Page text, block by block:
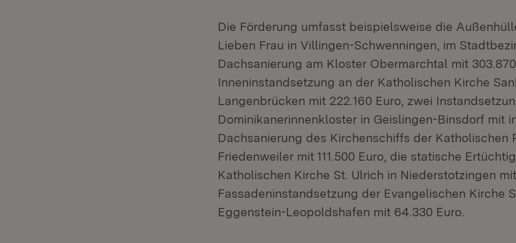
Die Förderung umfasst beispielsweise die
Lieben Frau in Villingen-Schwenningen, im
Dachsanierung am Kloster Obermarchtal mit
Inneninstandsetzung an der Katholischen Kirche
Langenbrücken mit 222.160 Euro, zwei
Dominikanerinnenkloster in Geislingen-Binsdorf mit
Dachsanierung des Kirchenschiffs der Katholischen
Friedenweiler mit 111.500 Euro, die statische
Katholischen Kirche St. Ulrich in Niederstotzingen
Fassadeninstandsetzung der Evangelischen Kirche
Eggenstein-Leopoldshafen mit 64.330 Euro.